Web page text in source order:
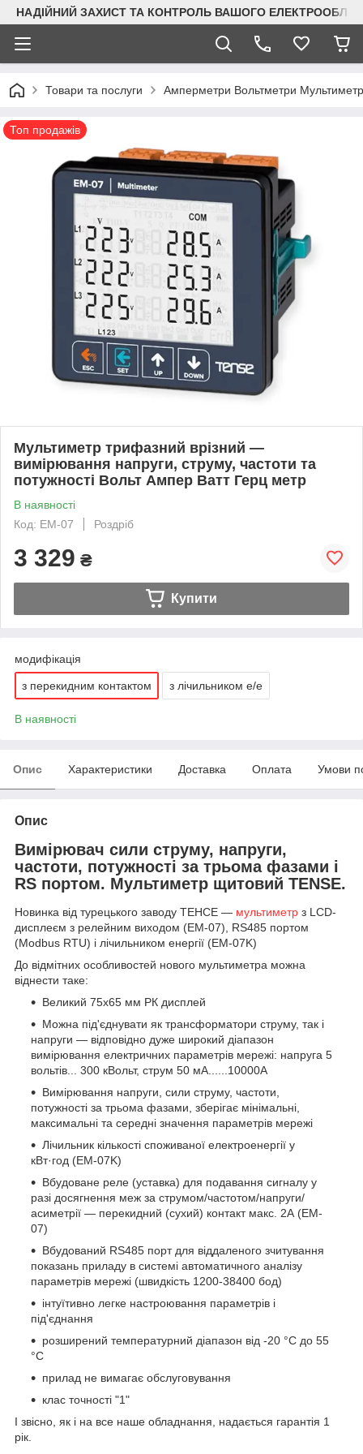
НАДІЙНИЙ ЗАХИСТ ТА КОНТРОЛЬ ВАШОГО
Товари та послуги Амперметри Вольтметри
Топ продажів
Мультиметр трифазний врізний —
вимірювання напруги, струму, частоти та
потужності Вольт Ампер Ватт Герц метр
В наявності
Код: EM-07
Роздріб
3 329 ₴
Купити
модифікація
з перекидним контактом з лічильником е/е
В наявності
Опис Характеристики Доставка Оплата Умови
Опис
Вимірювач сили струму, напруги,
частоти, потужності за трьома фазами і
RS портом. Мультиметр щитовий TENSE.
Новинка від турецького заводу ТЕНСЕ — мультиметр з LCD-
дисплеєм з релейним виходом (EM-07), RS485 портом
(Modbus RTU) і лічильником енергії (EM-07K)
До відмітних особливостей нового мультиметра можна
віднести таке:
Великий 75х65 мм РК дисплей
Можна під'єднувати як трансформатори струму, так і
напруги — відповідно дуже широкий діапазон
вимірювання електричних параметрів мережі: напруга 5
вольтів... 300 кВольт, струм 50 мА......10000А
Вимірювання напруги, сили струму, частоти,
потужності за трьома фазами, зберігає мінімальні,
максимальні та середні значення параметрів мережі
Лічильник кількості споживаної електроенергії у
кВт·год (EM-07K)
Вбудоване реле (уставка) для подавання сигналу у
разі досягнення меж за струмом/частотом/напруги/
асиметрії — перекидний (сухий) контакт макс. 2А (EM-
07)
Вбудований RS485 порт для віддаленого зчитування
показань приладу в системі автоматичного аналізу
параметрів мережі (швидкість 1200-38400 бод)
інтуїтивно легке настроювання параметрів і
під'єднання
розширений температурний діапазон від -20 °C до 55
°C
прилад не вимагає обслуговування
клас точності "1"
І звісно, як і на все наше обладнання, надається гарантія 1
рік.